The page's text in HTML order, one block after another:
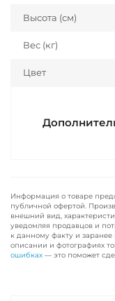
Высота (см)
Вес (кг)
Цвет
Информация о товаре
публичной офертой.
внешний вид,
уведомляя продавцов и
к данному факту и
описании и фотографиях
ошибках — это поможет